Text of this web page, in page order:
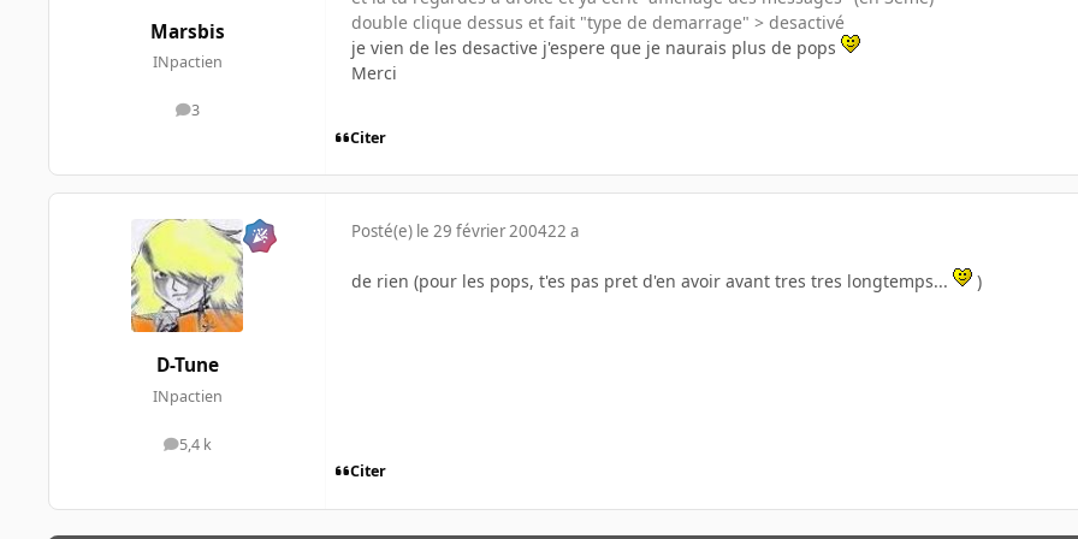
Marsbis
INpactien
3
messages
double clique dessus et fait "type de demarrage" > desactivé
je vien de les desactive j'espere que je naurais plus de pops
Merci
Citer
D-Tune
INpactien
5,4 k
messages
Posté(e) le 29 février 200422 a
de rien (pour les pops, t'es pas pret d'en avoir avant tres tres longtemps... )
Citer